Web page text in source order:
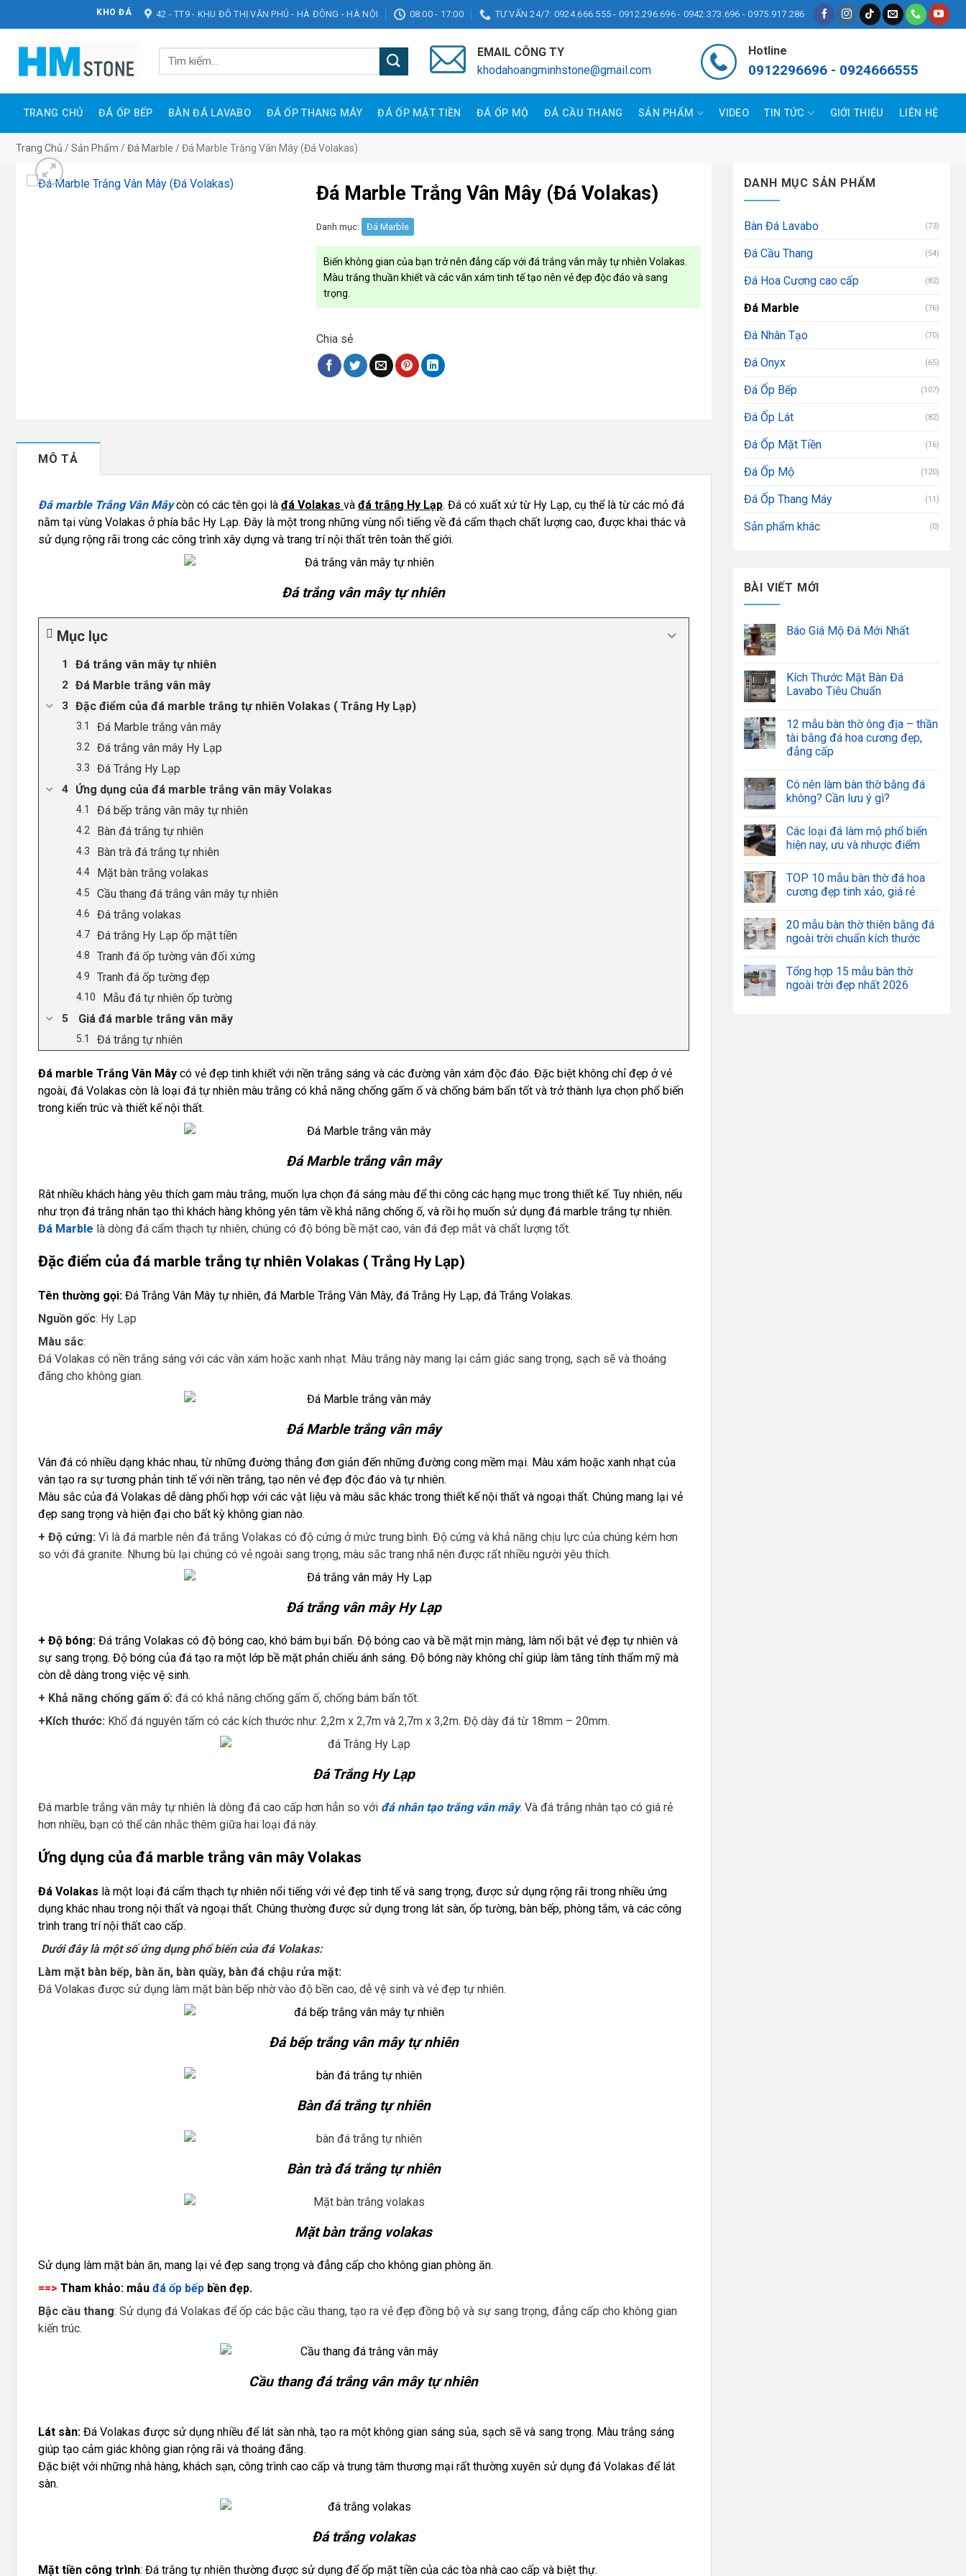
qua
KHO ĐÁ HOÀNG MINH STONE 42 - TT9 - KHU ĐÔ THỊ VĂN PHÚ - HÀ ĐÔNG - HÀ NỘI 08:00 - 17:00 TƯ VẤN 24/7: 0924.666.555 - 0912.296.696 - 0942.373.696 - 0975.917.286
Tìm
kiếm:
EMAIL CÔNG TY
khodahoangminhstone@gmail.com
Hotline
0912296696 - 0924666555
TRANG CHỦ ĐÁ ỐP BẾP BÀN ĐÁ LAVABO ĐÁ ỐP THANG MÁY ĐÁ ỐP MẶT TIỀN ĐÁ ỐP MỘ ĐÁ CẦU THANG SẢN PHẨM VIDEO TIN TỨC GIỚI THIỆU LIÊN HỆ
Trang Chủ / Sản Phẩm / Đá Marble / Đá Marble Trắng Vân Mây (Đá Volakas)
DANH MỤC SẢN PHẨM
Bàn Đá Lavabo (73)
Đá Cầu Thang (54)
Đá Hoa Cương cao cấp (82)
Đá Marble (76)
Đá Nhân Tạo (70)
Đá Onyx (65)
Đá Ốp Bếp (107)
Đá Ốp Lát (82)
Đá Ốp Mặt Tiền (16)
Đá Ốp Mộ (120)
Đá Ốp Thang Máy (11)
Sản phẩm khác (0)
BÀI VIẾT MỚI
Báo Giá Mộ Đá Mới Nhất
Kích Thước Mặt Bàn Đá
Lavabo Tiêu Chuẩn
12 mẫu bàn thờ ông địa – thần
tài bằng đá hoa cương đẹp,
đẳng cấp
Có nên làm bàn thờ bằng đá
không? Cần lưu ý gì?
Các loại đá làm mộ phổ biến
hiện nay, ưu và nhược điểm
TOP 10 mẫu bàn thờ đá hoa
cương đẹp tinh xảo, giá rẻ
20 mẫu bàn thờ thiên bằng đá
ngoài trời chuẩn kích thước
Tổng hợp 15 mẫu bàn thờ
ngoài trời đẹp nhất 2026
Đá Marble Trắng Vân Mây (Đá Volakas)
Danh mục: Đá Marble
Biến không gian của bạn trở nên đẳng cấp với đá trắng vân mây tự nhiên Volakas.
Màu trắng thuần khiết và các vân xám tinh tế tạo nên vẻ đẹp độc đáo và sang
trọng.
Chia sẻ
MÔ TẢ
Đá marble Trắng Vân Mâycòn có các tên gọi là đá Volakas và đá trắng Hy Lạp. Đá có xuất xứ từ Hy Lạp, cụ thể là từ các mỏ đá
nằm tại vùng Volakas ở phía bắc Hy Lạp. Đây là một trong những vùng nổi tiếng về đá cẩm thạch chất lượng cao, được khai thác và
sử dụng rộng rãi trong các công trình xây dựng và trang trí nội thất trên toàn thế giới.
Đá trắng vân mây tự nhiên
Mục lục
Đá trắng vân mây tự nhiên
Đá Marble trắng vân mây
Đặc điểm của đá marble trắng tự nhiên Volakas ( Trắng Hy Lạp)
Đá Marble trắng vân mây
Đá trắng vân mây Hy Lạp
Đá Trắng Hy Lạp
Ứng dụng của đá marble trắng vân mây Volakas
Đá bếp trắng vân mây tự nhiên
Bàn đá trắng tự nhiên
Bàn trà đá trắng tự nhiên
Mặt bàn trắng volakas
Cầu thang đá trắng vân mây tự nhiên
Đá trắng volakas
Đá trắng Hy Lạp ốp mặt tiền
Tranh đá ốp tường vân đối xứng
Tranh đá ốp tường đẹp
Mẫu đá tự nhiên ốp tường
Giá đá marble trắng vân mây
Đá trắng tự nhiên
Đá marble Trắng Vân Mây có vẻ đẹp tinh khiết với nền trắng sáng và các đường vân xám độc đáo. Đặc biệt không chỉ đẹp ở vẻ
ngoài, đá Volakas còn là loại đá tự nhiên màu trắng có khả năng chống gấm ố và chống bám bẩn tốt và trở thành lựa chọn phổ biến
trong kiến trúc và thiết kế nội thất.
Đá Marble trắng vân mây
Rât nhiều khách hàng yêu thích gam màu trắng, muốn lựa chọn đá sáng màu để thi công các hạng mục trong thiết kế. Tuy nhiên, nếu
như trọn đá trắng nhân tạo thì khách hàng không yên tâm về khả năng chống ố, và rồi họ muốn sử dụng đá marble trắng tự nhiên.
Đá Marble là dòng đá cẩm thạch tự nhiên, chúng có độ bóng bề mặt cao, vân đá đẹp mắt và chất lượng tốt.
Đặc điểm của đá marble trắng tự nhiên Volakas ( Trắng Hy Lạp)
Tên thường gọi: Đá Trắng Vân Mây tự nhiên, đá Marble Trắng Vân Mây, đá Trắng Hy Lạp, đá Trắng Volakas.
Nguồn gốc: Hy Lạp
Màu sắc:
Đá Volakas có nền trắng sáng với các vân xám hoặc xanh nhạt. Màu trắng này mang lại cảm giác sang trọng, sạch sẽ và thoáng
đãng cho không gian.
Đá Marble trắng vân mây
Vân đá có nhiều dạng khác nhau, từ những đường thẳng đơn giản đến những đường cong mềm mại. Màu xám hoặc xanh nhạt của
vân tạo ra sự tương phản tinh tế với nền trắng, tạo nên vẻ đẹp độc đáo và tự nhiên.
Màu sắc của đá Volakas dễ dàng phối hợp với các vật liệu và màu sắc khác trong thiết kế nội thất và ngoại thất. Chúng mang lại vẻ
đẹp sang trọng và hiện đại cho bất kỳ không gian nào.
+ Độ cứng: Vì là đá marble nên đá trắng Volakas có độ cứng ở mức trung bình. Độ cứng và khả năng chịu lực của chúng kém hơn
so với đá granite. Nhưng bù lại chúng có vẻ ngoài sang trọng, màu sắc trang nhã nên được rất nhiều người yêu thích.
Đá trắng vân mây Hy Lạp
+ Độ bóng: Đá trắng Volakas có độ bóng cao, khó bám bụi bẩn. Độ bóng cao và bề mặt mịn màng, làm nổi bật vẻ đẹp tự nhiên và
sự sang trọng. Độ bóng của đá tạo ra một lớp bề mặt phản chiếu ánh sáng. Độ bóng này không chỉ giúp làm tăng tính thẩm mỹ mà
còn dễ dàng trong việc vệ sinh.
+ Khả năng chống gấm ố: đá có khả năng chống gấm ố, chống bám bẩn tốt.
+Kích thước: Khổ đá nguyên tấm có các kích thước như: 2,2m x 2,7m và 2,7m x 3,2m. Độ dày đá từ 18mm – 20mm.
Đá Trắng Hy Lạp
Đá marble trắng vân mây tự nhiên là dòng đá cao cấp hơn hẳn so với đá nhân tạo trắng vân mây. Và đá trắng nhân tạo có giá rẻ
hơn nhiều, bạn có thể cân nhắc thêm giữa hai loại đá này.
Ứng dụng của đá marble trắng vân mây Volakas
Đá Volakas là một loại đá cẩm thạch tự nhiên nổi tiếng với vẻ đẹp tinh tế và sang trọng, được sử dụng rộng rãi trong nhiều ứng
dụng khác nhau trong nội thất và ngoại thất. Chúng thường được sử dụng trong lát sàn, ốp tường, bàn bếp, phòng tắm, và các công
trình trang trí nội thất cao cấp.
Dưới đây là một số ứng dụng phổ biến của đá Volakas:
Làm mặt bàn bếp, bàn ăn, bàn quầy, bàn đá chậu rửa mặt:
Đá Volakas được sử dụng làm mặt bàn bếp nhờ vào độ bền cao, dễ vệ sinh và vẻ đẹp tự nhiên.
Đá bếp trắng vân mây tự nhiên
Bàn đá trắng tự nhiên
Bàn trà đá trắng tự nhiên
Mặt bàn trắng volakas
Sử dụng làm mặt bàn ăn, mang lại vẻ đẹp sang trọng và đẳng cấp cho không gian phòng ăn.
==> Tham khảo: mẫu đá ốp bếp bền đẹp.
Bậc cầu thang: Sử dụng đá Volakas để ốp các bậc cầu thang, tạo ra vẻ đẹp đồng bộ và sự sang trọng, đẳng cấp cho không gian
kiến trúc.
Cầu thang đá trắng vân mây tự nhiên
Lát sàn: Đá Volakas được sử dụng nhiều để lát sàn nhà, tạo ra một không gian sáng sủa, sạch sẽ và sang trọng. Màu trắng sáng
giúp tạo cảm giác không gian rộng rãi và thoáng đãng.
Đặc biệt với những nhà hàng, khách sạn, công trình cao cấp và trung tâm thương mại rất thường xuyên sử dụng đá Volakas để lát
sàn.
Đá trắng volakas
Mặt tiền công trình: Đá trắng tự nhiên thường được sử dụng để ốp mặt tiền của các tòa nhà cao cấp và biệt thự.